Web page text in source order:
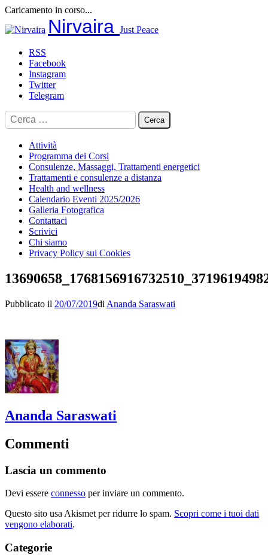
Caricamento in corso...
al
Nirvaira Just Peace
RSS
Facebook
Instagram
Twitter
Telegram
Ricerca
per:
Attività
Programma dei Corsi
Consulenze, Massaggi, Trattamenti energetici
Trattamenti e consulenze a distanza
Health and wellness
Calendario Eventi 2025/2026
Galleria Fotografica
Contattaci
Scrivici
Chi siamo
Privacy Policy sui Cookies
Pubblicato il 20/07/2019di Ananda Saraswati
Ananda Saraswati
Commenti
Lascia un commento
Devi essere connesso per inviare un commento.
Questo sito usa Akismet per ridurre lo spam. Scopri come i tuoi dati
vengono elaborati.
Categorie